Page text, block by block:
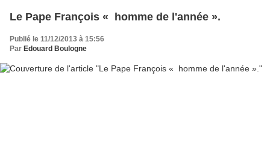
Le Pape François « homme de l'année ».
Publié le 11/12/2013 à 15:56
Par Edouard Boulogne